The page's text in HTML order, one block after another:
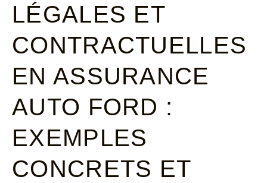
LÉGALES ET
CONTRACTUELLES
EN ASSURANCE
AUTO FORD :
EXEMPLES
CONCRETS ET